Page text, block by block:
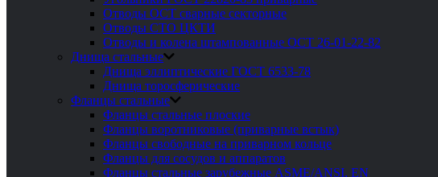
Отводы ОСТ сварные секторные
Отводы СТО ЦКТИ
Отводы и колена штампованные ОСТ 26-01-22-82
Днища стальные
Днища эллиптические ГОСТ 6533-78
Днища торосферические
Фланцы стальные
Фланцы стальные плоские
Фланцы воротниковые (приварные встык)
Фланцы свободные на приварном кольце
Фланцы для сосудов и аппаратов
Фланцы стальные зарубежные ASME/ANSI, EN